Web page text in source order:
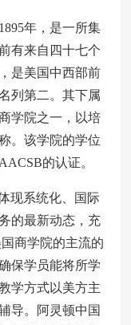
年，是一所集
有来自四十七个
是美国中西部前
列第二。其下属
学院之一，以培
。该学院的学位
的认证。
系统化、国际
的最新动态，充
商学院的主流的
保学员能将所学
学方式以美方主
导。阿灵顿中国